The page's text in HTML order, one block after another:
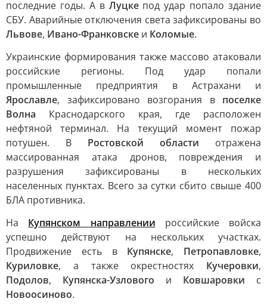
последние годы. А в Луцкепод удар попало здание
СБУ. Аварийные отключения света зафиксированы во
Львове, Ивано-Франковске и Коломые.
Украинские формирования также массово атаковали
российские регионы. Под удар попали
промышленные предприятия в Астрахани и
Ярославле, зафиксировано возгорания в поселке
Волна Краснодарского края, где расположен
нефтяной терминал. На текущий момент пожар
потушен. В Ростовской области отражена
массированная атака дронов, повреждения и
разрушения зафиксированы в нескольких
населенных пунктах. Всего за сутки сбито свыше 400
БЛА противника.
На Купянском направлении российские войска
успешно действуют на нескольких участках.
Продвижение есть в Купянске, Петропавловке,
Куриловке, а также окрестностях Кучеровки,
Подолов, Купянска-Узлового и Ковшаровки с
Новоосиново.